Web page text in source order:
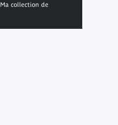
Ma collection de